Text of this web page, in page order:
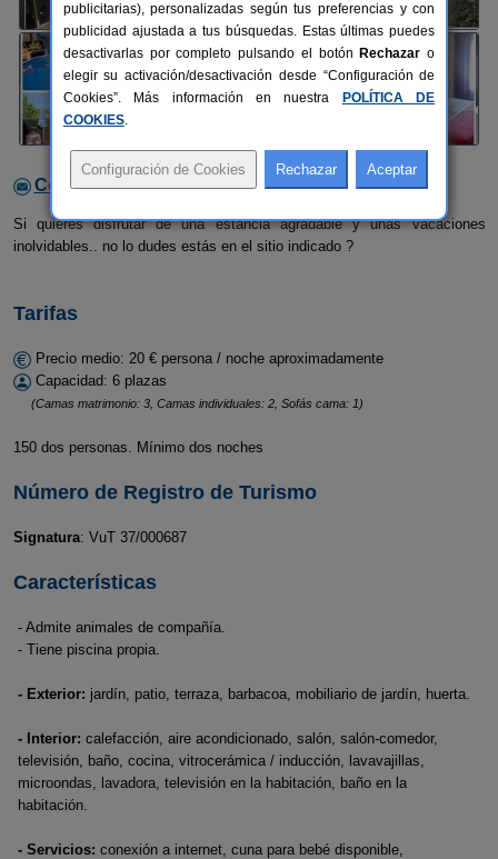
Contactar con el alojamiento
Si quieres disfrutar de una estancia agradable y unas vacaciones
inolvidables.. no lo dudes estás en el sitio indicado ?
Tarifas
Precio medio: 20 € persona / noche aproximadamente
Capacidad: 6 plazas
(Camas matrimonio: 3, Camas individuales: 2, Sofás cama: 1)
150 dos personas. Mínimo dos noches
Número de Registro de Turismo
Signatura: VuT 37/000687
Características
- Admite animales de compañía.
- Tiene piscina propia.
- Exterior: jardín, patio, terraza, barbacoa, mobiliario de jardín, huerta.
- Interior: calefacción, aire acondicionado, salón, salón-comedor,
televisión, baño, cocina, vitrocerámica / inducción, lavavajillas,
microondas, lavadora, televisión en la habitación, baño en la
habitación.
- Servicios: conexión a internet, cuna para bebé disponible,
publicitarias), personalizadas según tus preferencias y con
publicidad ajustada a tus búsquedas. Estas últimas puedes
desactivarlas por completo pulsando el botón Rechazar o
elegir su activación/desactivación desde “Configuración de
Cookies”. Más información en nuestra
POLÍTICA DE
COOKIES.